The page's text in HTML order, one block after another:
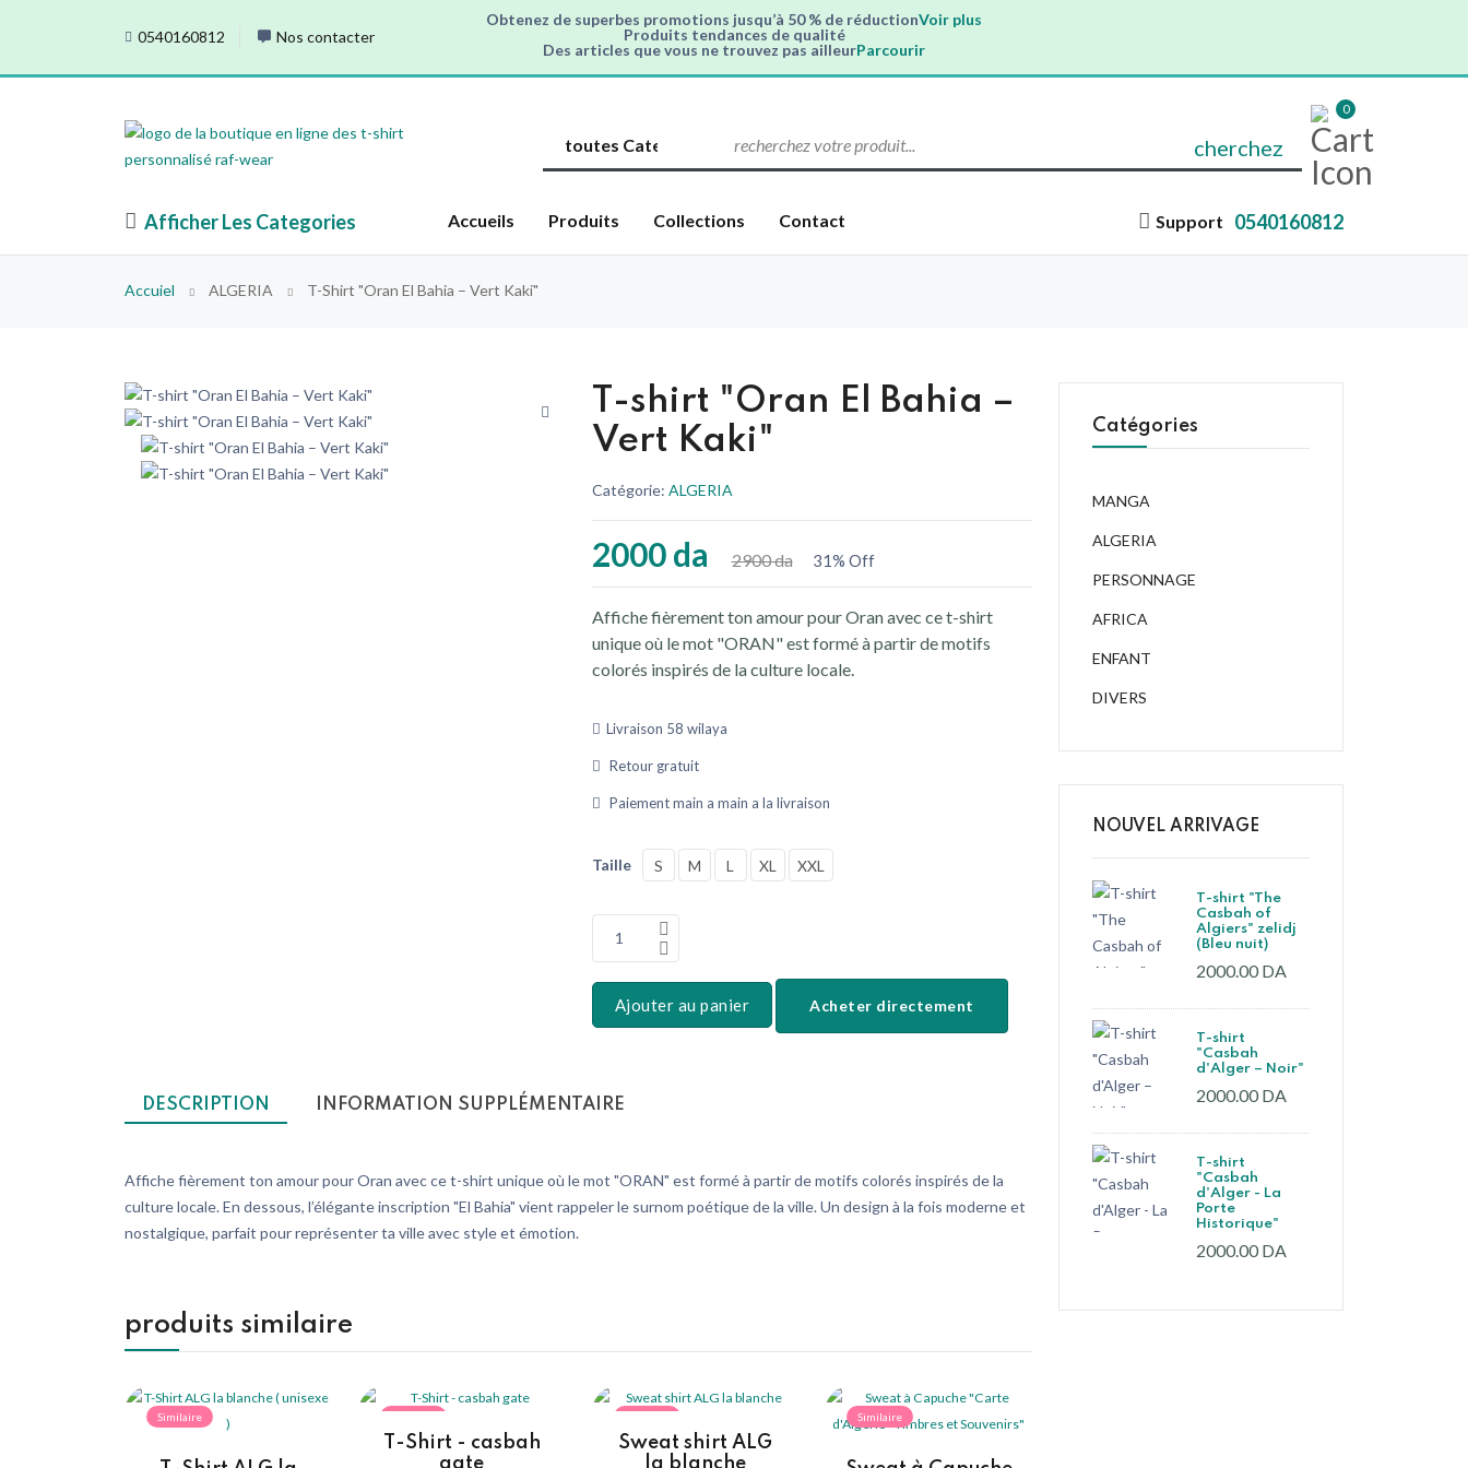
0540160812 Nos contacter
Obtenez de superbes promotions jusqu’à 50 % de réductionVoir plus
Produits tendances de qualité
Des articles que vous ne trouvez pas ailleurParcourir
cherchez
0
Afficher Les Categories Accueils Produits Collections Contact Support 0540160812
Accuiel ALGERIA T-Shirt "Oran El Bahia – Vert Kaki"
T-shirt "Oran El Bahia –
Vert Kaki"
Catégorie: ALGERIA
2000 da 2900 da 31% Off
Affiche fièrement ton amour pour Oran avec ce t-shirt
unique où le mot "ORAN" est formé à partir de motifs
colorés inspirés de la culture locale.
Livraison 58 wilaya
Retour gratuit
Paiement main a main a la livraison
Taille S M L XL XXL
1
Ajouter au panier Acheter directement
DESCRIPTION INFORMATION SUPPLÉMENTAIRE
Affiche fièrement ton amour pour Oran avec ce t-shirt unique où le mot "ORAN" est formé à partir de motifs colorés inspirés de la
culture locale. En dessous, l’élégante inscription "El Bahia" vient rappeler le surnom poétique de la ville. Un design à la fois moderne et
nostalgique, parfait pour représenter ta ville avec style et émotion.
produits similaire
Similaire
T-Shirt - casbah
gate
Sweat shirt ALG
la blanche
Similaire
Catégories
MANGA
ALGERIA
PERSONNAGE
AFRICA
ENFANT
DIVERS
NOUVEL ARRIVAGE
T-shirt "The
Casbah of
Algiers" zelidj
(Bleu nuit)
2000.00 DA
T-shirt
"Casbah
d'Alger – Noir"
2000.00 DA
T-shirt
"Casbah
d'Alger - La
Porte
Historique"
2000.00 DA